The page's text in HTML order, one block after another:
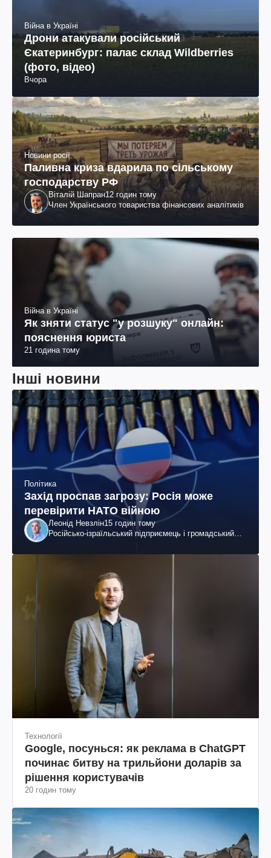
Війна в Україні
Дрони атакували російський
Єкатеринбург: палає склад Wildberries
(фото, відео)
Вчора
Новини росії
Паливна криза вдарила по сільському
господарству РФ
Віталій Шапран12 годин тому
Член Українського товариства фінансових аналітиків
Війна в Україні
Як зняти статус "у розшуку" онлайн:
пояснення юриста
21 година тому
Інші новини
Політика
Захід проспав загрозу: Росія може
перевірити НАТО війною
Леонід Невзлін15 годин тому
Російсько-ізраїльський підприємець і громадський
Технології
Google, посунься: як реклама в ChatGPT
починає битву на трильйони доларів за
рішення користувачів
20 годин тому